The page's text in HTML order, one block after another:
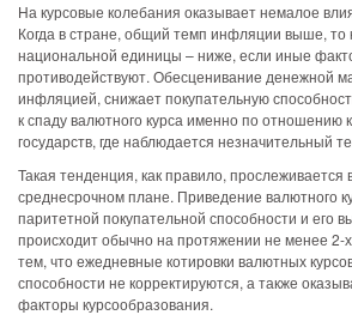
На курсовые колебания оказывает немалое
Когда в стране, общий темп инфляции выше, то
национальной единицы – ниже, если иные
противодействуют. Обесценивание денежной
инфляцией, снижает покупательную
к спаду валютного курса именно по отношению
государств, где наблюдается незначительный
Такая тенденция, как правило, прослеживается
среднесрочном плане. Приведение валютного
паритетной покупательной способности и его
происходит обычно на протяжении не менее 2-
тем, что ежедневные котировки валютных
способности не корректируются, а также
факторы курсообразования.